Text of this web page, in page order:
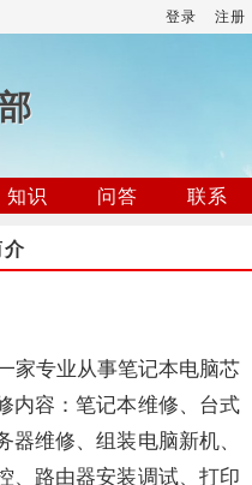
登录 注册
知识 问答
联系
家专业从事笔记本电脑芯
内容：笔记本维修、台式
维修、组装电脑新机、
、路由器安装调试、打印